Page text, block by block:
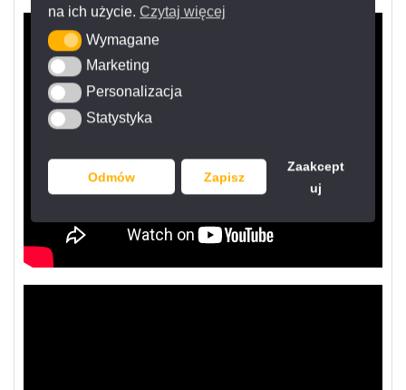
na ich użycie. Czytaj więcej
WymaganeWymagane
MarketingMarketing
Personalizacja
Personalizacja
StatystykaStatystyka
Odmów Zapisz
Zaakcept
uj